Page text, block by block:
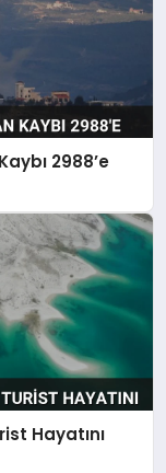
2988’e
Hayatını